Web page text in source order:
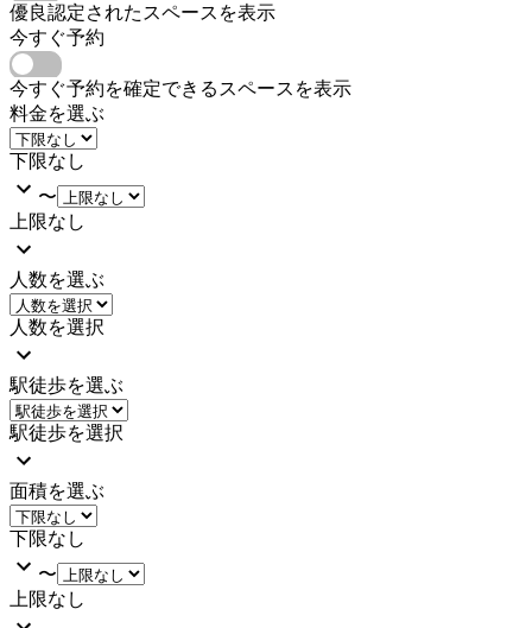
優良認定されたスペースを表示
今すぐ予約
今すぐ予約を確定できるスペースを表示
料金を選ぶ
下限なし
〜
上限なし
人数を選ぶ
人数を選択
駅徒歩を選ぶ
駅徒歩を選択
面積を選ぶ
下限なし
〜
上限なし